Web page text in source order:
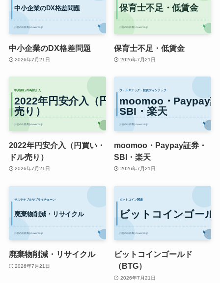
中小企業のDX格差問題
2026年7月21日
保育士不足・低賃金
2026年7月21日
2022年円安介入（円買い・
ドル売り）
2026年7月21日
moomoo・Paypay証券・
SBI・楽天
2026年7月21日
廃棄物削減・リサイクル
2026年7月21日
ビットコインゴールド
（BTG）
2026年7月21日